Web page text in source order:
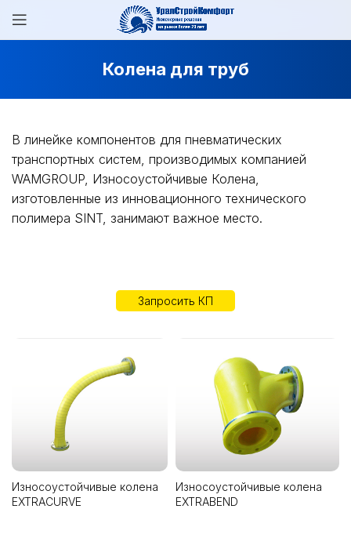
Колена для труб
В линейке компонентов для пневматических
транспортных систем, производимых компанией
WAMGROUP, Износоустойчивые Колена,
изготовленные из инновационного технического
полимера SINT, занимают важное место.
Запросить КП
Износоустойчивые колена
EXTRACURVE
Износоустойчивые колена
EXTRABEND